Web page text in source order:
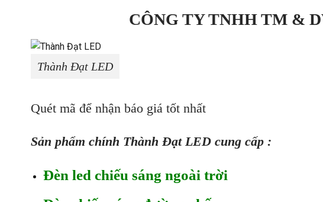
CÔNG TY TNHH TM &
Thành Đạt LED
Quét mã để nhận báo giá tốt nhất
Sản phẩm chính Thành Đạt LED cung cấp :
Đèn led chiếu sáng ngoài trời